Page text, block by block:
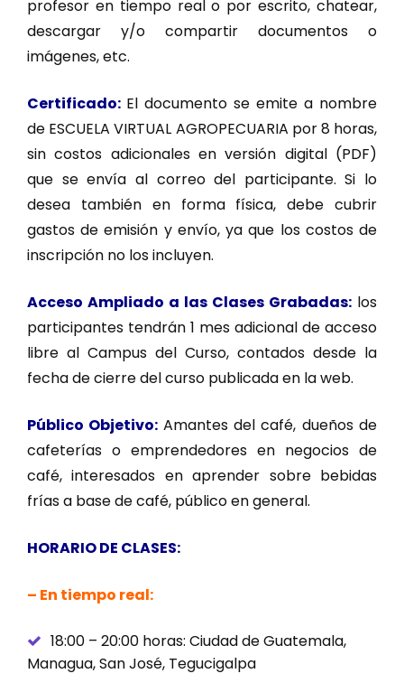
profesor en tiempo real o por escrito, chatear,
descargar y/o compartir documentos o
imágenes, etc.
Certificado: El documento se emite a nombre
de ESCUELA VIRTUAL AGROPECUARIA por 8 horas,
sin costos adicionales en versión digital (PDF)
que se envía al correo del participante. Si lo
desea también en forma física, debe cubrir
gastos de emisión y envío, ya que los costos de
inscripción no los incluyen.
Acceso Ampliado a las Clases Grabadas: los
participantes tendrán 1 mes adicional de acceso
libre al Campus del Curso, contados desde la
fecha de cierre del curso publicada en la web.
Público Objetivo: Amantes del café, dueños de
cafeterías o emprendedores en negocios de
café, interesados en aprender sobre bebidas
frías a base de café, público en general.
HORARIO DE CLASES:
– En tiempo real:
18:00 – 20:00 horas: Ciudad de Guatemala,
Managua, San José, Tegucigalpa